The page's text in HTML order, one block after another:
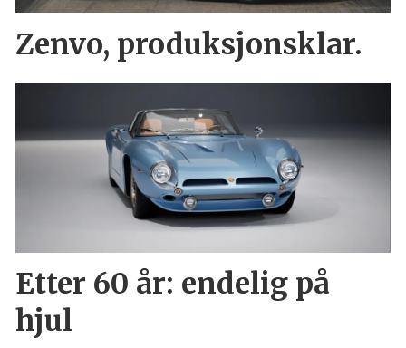
Zenvo, produksjonsklar.
Etter 60 år: endelig på
hjul